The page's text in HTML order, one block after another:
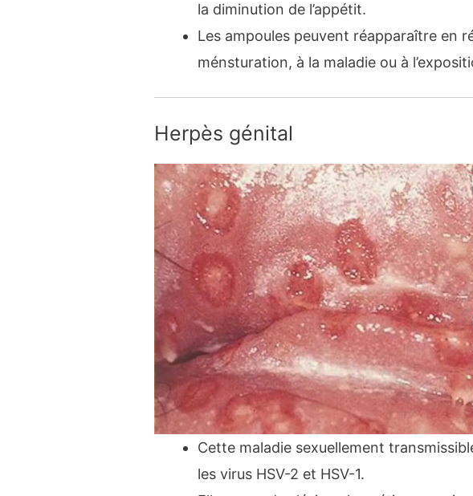
la diminution de l’appétit.
Les ampoules peuvent réapparaître en
ménsturation, à la maladie ou à
Herpès génital
Cette maladie sexuellement
les virus HSV-2 et HSV-1.